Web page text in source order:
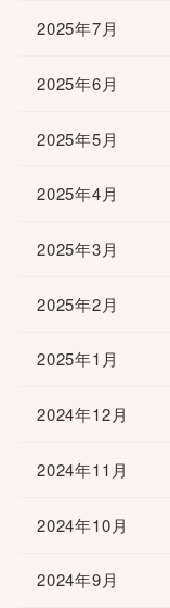
2025年7月
2025年6月
2025年5月
2025年4月
2025年3月
2025年2月
2025年1月
2024年12月
2024年11月
2024年10月
2024年9月